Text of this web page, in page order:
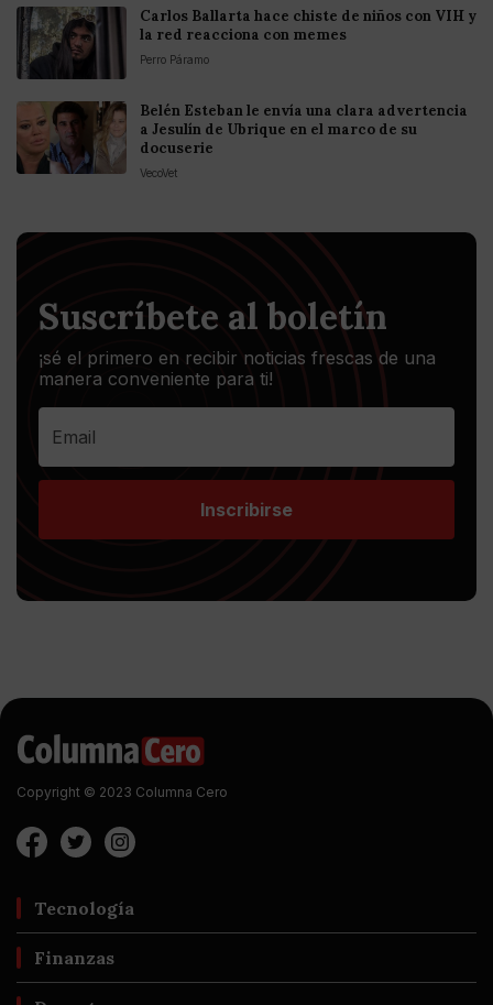
Carlos Ballarta hace chiste de niños con VIH y
la red reacciona con memes
Perro Páramo
Belén Esteban le envía una clara advertencia
a Jesulín de Ubrique en el marco de su
docuserie
VecoVet
Suscríbete al boletín
¡sé el primero en recibir noticias frescas de una
manera conveniente para ti!
Inscribirse
Copyright © 2023 Columna Cero
Tecnología
Finanzas